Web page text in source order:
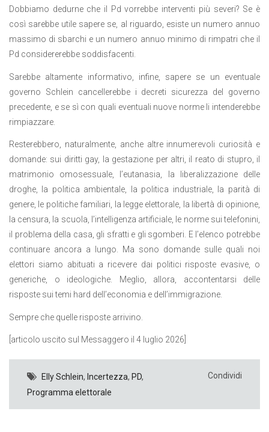
Dobbiamo dedurne che il Pd vorrebbe interventi più severi? Se è
così sarebbe utile sapere se, al riguardo, esiste un numero annuo
massimo di sbarchi e un numero annuo minimo di rimpatri che il
Pd considererebbe soddisfacenti.
Sarebbe altamente informativo, infine, sapere se un eventuale
governo Schlein cancellerebbe i decreti sicurezza del governo
precedente, e se sì con quali eventuali nuove norme li intenderebbe
rimpiazzare.
Resterebbero, naturalmente, anche altre innumerevoli curiosità e
domande: sui diritti gay, la gestazione per altri, il reato di stupro, il
matrimonio omosessuale, l’eutanasia, la liberalizzazione delle
droghe, la politica ambientale, la politica industriale, la parità di
genere, le politiche familiari, la legge elettorale, la libertà di opinione,
la censura, la scuola, l’intelligenza artificiale, le norme sui telefonini,
il problema della casa, gli sfratti e gli sgomberi. E l’elenco potrebbe
continuare ancora a lungo. Ma sono domande sulle quali noi
elettori siamo abituati a ricevere dai politici risposte evasive, o
generiche, o ideologiche. Meglio, allora, accontentarsi delle
risposte sui temi hard dell’economia e dell’immigrazione.
Sempre che quelle risposte arrivino.
[articolo uscito sul Messaggero il 4 luglio 2026]
Elly Schlein, Incertezza, PD,
Programma elettorale
Condividi